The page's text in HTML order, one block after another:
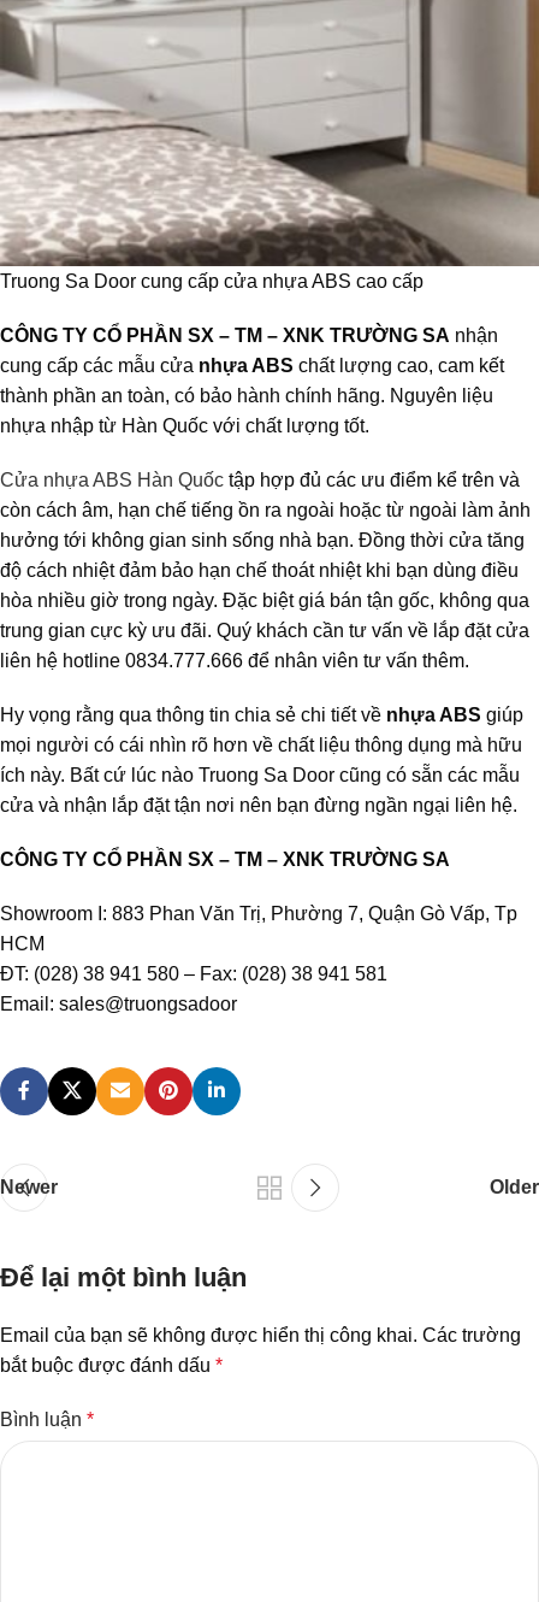
Truong Sa Door cung cấp cửa nhựa ABS cao cấp
CÔNG TY CỔ PHẦN SX – TM – XNK TRƯỜNG SA nhận
cung cấp các mẫu cửa nhựa ABS chất lượng cao, cam kết
thành phần an toàn, có bảo hành chính hãng. Nguyên liệu
nhựa nhập từ Hàn Quốc với chất lượng tốt.
Cửa nhựa ABS Hàn Quốc tập hợp đủ các ưu điểm kể trên và
còn cách âm, hạn chế tiếng ồn ra ngoài hoặc từ ngoài làm ảnh
hưởng tới không gian sinh sống nhà bạn. Đồng thời cửa tăng
độ cách nhiệt đảm bảo hạn chế thoát nhiệt khi bạn dùng điều
hòa nhiều giờ trong ngày. Đặc biệt giá bán tận gốc, không qua
trung gian cực kỳ ưu đãi. Quý khách cần tư vấn về lắp đặt cửa
liên hệ hotline 0834.777.666 để nhân viên tư vấn thêm.
Hy vọng rằng qua thông tin chia sẻ chi tiết về nhựa ABS giúp
mọi người có cái nhìn rõ hơn về chất liệu thông dụng mà hữu
ích này. Bất cứ lúc nào Truong Sa Door cũng có sẵn các mẫu
cửa và nhận lắp đặt tận nơi nên bạn đừng ngần ngại liên hệ.
CÔNG TY CỔ PHẦN SX – TM – XNK TRƯỜNG SA
Showroom I: 883 Phan Văn Trị, Phường 7, Quận Gò Vấp, Tp
HCM
ĐT: (028) 38 941 580 – Fax: (028) 38 941 581
Email: sales@truongsadoor
Newer Older
Để lại một bình luận
Email của bạn sẽ không được hiển thị công khai. Các trường
bắt buộc được đánh dấu *
Bình luận *